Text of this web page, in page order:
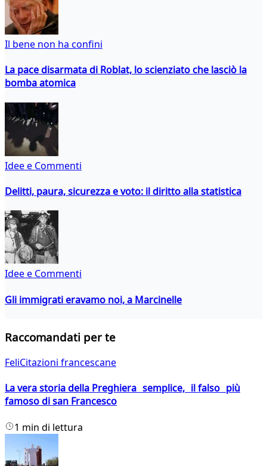
Il bene non ha confini
La pace disarmata di Roblat, lo scienziato che lasciò la
bomba atomica
Idee e Commenti
Delitti, paura, sicurezza e voto: il diritto alla statistica
Idee e Commenti
Gli immigrati eravamo noi, a Marcinelle
Raccomandati per te
FeliCitazioni francescane
La vera storia della Preghiera semplice, il falso più
famoso di san Francesco
1 min di lettura